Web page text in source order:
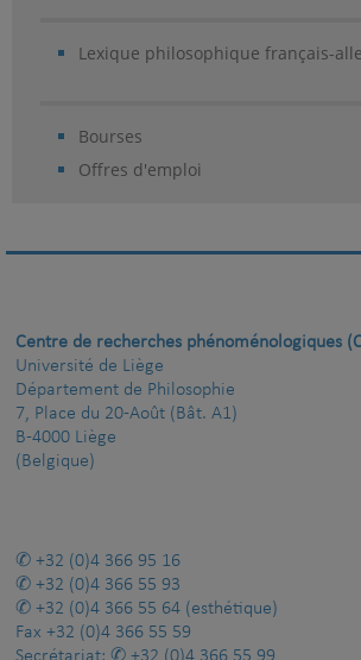
Lexique philosophique français-
Bourses
Offres d'emploi
Centre de recherches phénoménologiques
Université de Liège
Département de Philosophie
7, Place du 20-Août (Bât. A1)
B-4000 Liège
(Belgique)
+32 (0)4 366 95 16
+32 (0)4 366 55 93
+32 (0)4 366 55 64 (esthétique)
Fax +32 (0)4 366 55 59